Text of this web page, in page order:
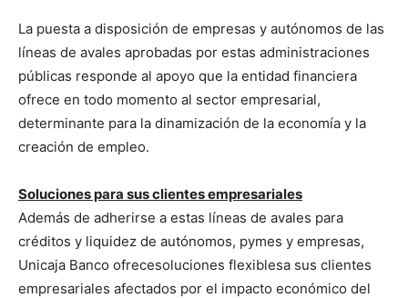
La puesta a disposición de empresas y autónomos de las
líneas de avales aprobadas por estas administraciones
públicas responde al apoyo que la entidad financiera
ofrece en todo momento al sector empresarial,
determinante para la dinamización de la economía y la
creación de empleo.
Soluciones para sus clientes empresariales
Además de adherirse a estas líneas de avales para
créditos y liquidez de autónomos, pymes y empresas,
Unicaja Banco ofrecesoluciones flexiblesa sus clientes
empresariales afectados por el impacto económico del